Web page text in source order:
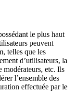
le plus haut
peuvent
telles que les
d’utilisateurs, la
modérateurs, etc. Ils
l’ensemble des
effectuée par le